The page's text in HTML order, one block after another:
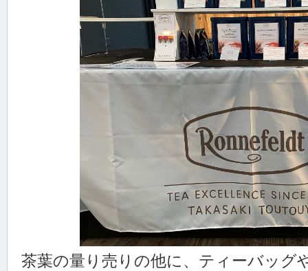
茶葉の量り売りの他に、ティーバッグ